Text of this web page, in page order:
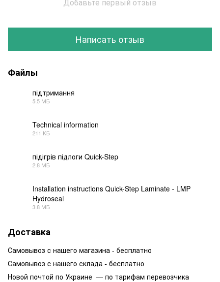
Написать отзыв
Файлы
підтримання
5.5 МБ
Technical information
211 КБ
підігрів підлоги Quick-Step
2.8 МБ
Installation instructions Quick-Step Laminate - LMP
Hydroseal
3.8 МБ
Доставка
Самовывоз с нашего магазина - бесплатно
Самовывоз с нашего склада - бесплатно
Новой почтой по Украине — по тарифам перевозчика